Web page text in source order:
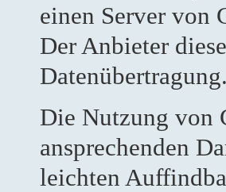
einen Server von
Der Anbieter
Datenübertragung.
Die Nutzung von
ansprechenden
leichten